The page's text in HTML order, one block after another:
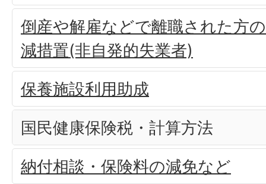
倒産や解雇などで離職された方
減措置(非自発的失業者)
保養施設利用助成
国民健康保険税・計算方法
納付相談・保険料の減免など